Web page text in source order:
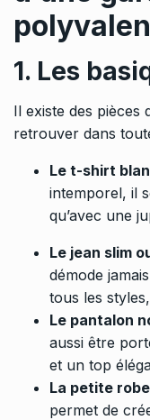
1. Les
Il existe des pièces
retrouver dans
Le t-shirt
intemporel, il
qu’avec une
Le jean slim
démode
tous les
Le pantalon
aussi être
et un top
La petite
permet de